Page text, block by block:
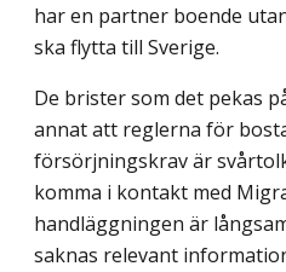
har en partner boende
ska flytta till Sverige.
De brister som det pekas
annat att reglerna för
försörjningskrav är
komma i kontakt med
handläggningen är
saknas relevant